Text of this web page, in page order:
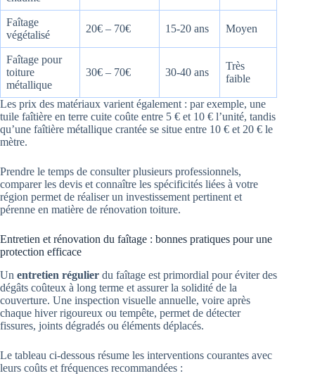
Faîtage
végétalisé
20€ – 70€ 15-20 ans Moyen
Faîtage pour
toiture
métallique
30€ – 70€ 30-40 ans
Très
faible
Les prix des matériaux varient également : par exemple, une
tuile faîtière en terre cuite coûte entre 5 € et 10 € l’unité, tandis
qu’une faîtière métallique crantée se situe entre 10 € et 20 € le
mètre.
Prendre le temps de consulter plusieurs professionnels,
comparer les devis et connaître les spécificités liées à votre
région permet de réaliser un investissement pertinent et
pérenne en matière de rénovation toiture.
Entretien et rénovation du faîtage : bonnes pratiques pour une
protection efficace
Un entretien régulier du faîtage est primordial pour éviter des
dégâts coûteux à long terme et assurer la solidité de la
couverture. Une inspection visuelle annuelle, voire après
chaque hiver rigoureux ou tempête, permet de détecter
fissures, joints dégradés ou éléments déplacés.
Le tableau ci-dessous résume les interventions courantes avec
leurs coûts et fréquences recommandées :